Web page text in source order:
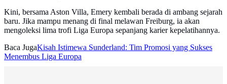
Kini, bersama Aston Villa, Emery kembali berada di ambang sejarah
baru. Jika mampu menang di final melawan Freiburg, ia akan
mengoleksi lima trofi Liga Europa sepanjang karier kepelatihannya.
Baca JugaKisah Istimewa Sunderland: Tim Promosi yang Sukses
Menembus Liga Europa